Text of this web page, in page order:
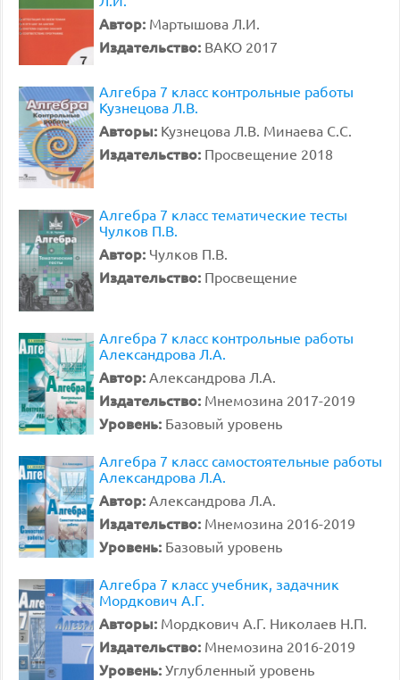
Автор: Мартышова Л.И.
Издательство: ВАКО 2017
Алгебра 7 класс контрольные работы
Кузнецова Л.В.
Авторы: Кузнецова Л.В. Минаева С.С.
Издательство: Просвещение 2018
Алгебра 7 класс тематические тесты
Чулков П.В.
Автор: Чулков П.В.
Издательство: Просвещение
Алгебра 7 класс контрольные работы
Александрова Л.А.
Автор: Александрова Л.А.
Издательство: Мнемозина 2017-2019
Уровень: Базовый уровень
Алгебра 7 класс самостоятельные работы
Александрова Л.А.
Автор: Александрова Л.А.
Издательство: Мнемозина 2016-2019
Уровень: Базовый уровень
Алгебра 7 класс учебник, задачник
Мордкович А.Г.
Авторы: Мордкович А.Г. Николаев Н.П.
Издательство: Мнемозина 2016-2019
Уровень: Углубленный уровень